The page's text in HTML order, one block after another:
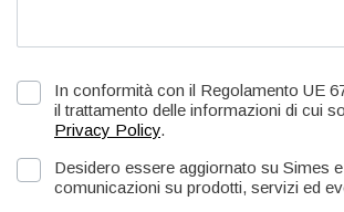
In conformità con il Regolamento UE
il trattamento delle informazioni di cui
Privacy Policy.
Desidero essere aggiornato su Simes
comunicazioni su prodotti, servizi ed